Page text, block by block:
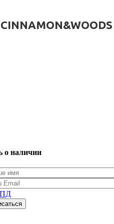
о наличии
ПД